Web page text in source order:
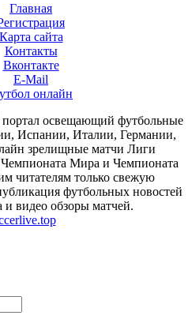
Главная
Карта сайта
Контакты
Вконтакте
E-Mail
онлайн
освещающий футбольные
Испании, Италии, Германии,
зрелищные матчи Лиги
Мира и Чемпионата
читателям только свежую
футбольных новостей
и видео обзоры матчей.